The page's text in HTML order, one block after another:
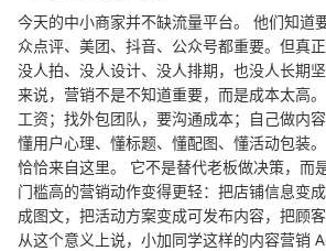
今天的中小商家并不缺流量平台。 他们知道
众点评、美团、抖音、公众号都重要。但真正
没人拍、没人设计、没人排期，也没人长期
来说，营销不是不知道重要，而是成本太高
工资；找外包团队，要沟通成本；自己做内容
懂用户心理、懂标题、懂配图、懂活动包装
恰恰来自这里。 它不是替代老板做决策，而
门槛高的营销动作变得更轻：把店铺信息变
成图文，把活动方案变成可发布内容，把顾客
从这个意义上说，小加同学这样的内容营销